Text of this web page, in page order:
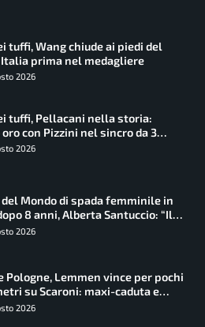
tuffi, Wang chiude ai piedi del
Italia prima nel medagliere
2026
tuffi, Pellacani nella storia:
con Pizzini nel sincro da 3
2026
del Mondo di spada femminile in
8 anni, Alberta Santuccio: “Il
sempre i suoi frutti”
2026
Pologne, Lemmen vince per pochi
su Scaroni: maxi-caduta e
2026